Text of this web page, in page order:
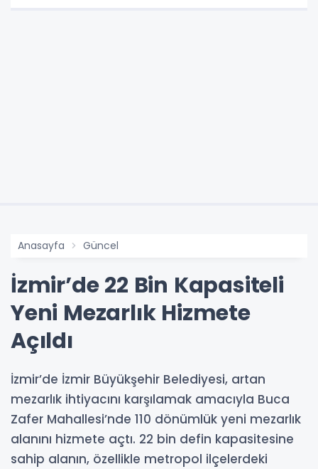
Anasayfa Güncel
İzmir’de 22 Bin Kapasiteli
Yeni Mezarlık Hizmete
Açıldı
İzmir’de İzmir Büyükşehir Belediyesi, artan
mezarlık ihtiyacını karşılamak amacıyla Buca
Zafer Mahallesi’nde 110 dönümlük yeni mezarlık
alanını hizmete açtı. 22 bin defin kapasitesine
sahip alanın, özellikle metropol ilçelerdeki